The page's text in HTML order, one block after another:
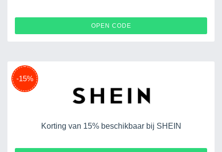
OPEN CODE
-15%
Korting van 15% beschikbaar bij SHEIN